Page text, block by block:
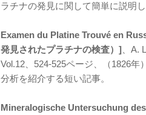
ラチナの発見に関して簡単に説明し
Examen du Platine Trouvé en
発見されたプラチナの検査）] 、A.
Vol.12、524-525ページ、（1826
分析を紹介する短い記事。
Mineralogische Untersuchung